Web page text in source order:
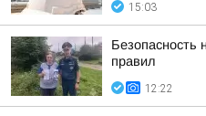
15:03
Безопасность
правил
12:22